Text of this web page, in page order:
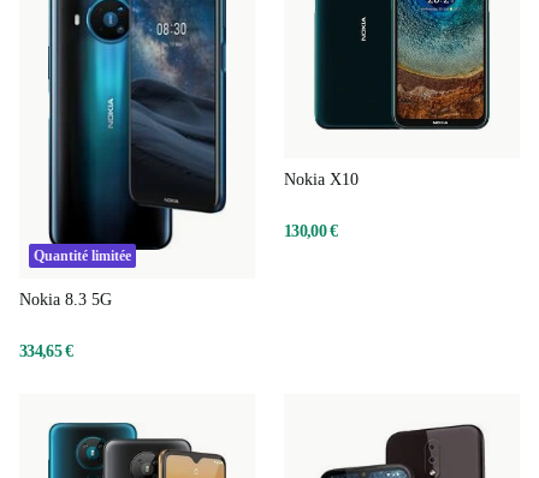
Quantité limitée
Nokia 8.3 5G
334,65 €
Nokia X10
130,00 €